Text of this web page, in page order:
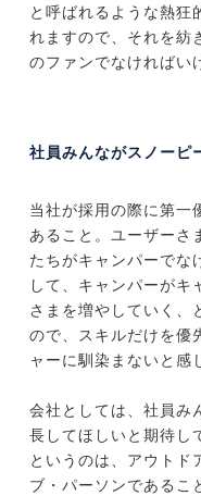
と呼ばれるような熱狂
れますので、それを紡
のファンでなければい
社員みんながスノーピ
当社が採用の際に第一
あること。ユーザーさ
たちがキャンパーでな
して、キャンパーがキ
さまを増やしていく、
ので、スキルだけを優
ャーに馴染まないと感
会社としては、社員み
長してほしいと期待し
というのは、アウトド
ブ・パーソンであるこ